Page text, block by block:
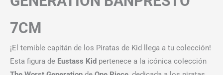
7CM
¡El temible capitán de los Piratas de Kid llega a tu colección!
Esta figura de Eustass Kid pertenece a la icónica colección